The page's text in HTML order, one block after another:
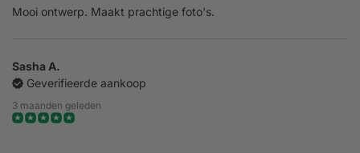
Mooi ontwerp. Maakt prachtige foto's.
Sasha A.
Geverifieerde aankoop
3 maanden geleden